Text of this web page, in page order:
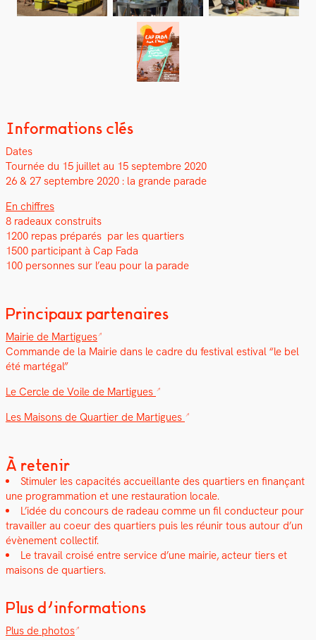
Informations clés
Dates
Tournée du 15 juil­let au 15 sep­tem­bre 2020
26 & 27 sep­tem­bre 2020 : la grande parade
En chiffres
8 radeaux con­stru­its
1200 repas pré­parés par les quartiers
1500 par­tic­i­pant à Cap Fada
100 per­son­nes sur l’eau pour la parade
Principaux partenaires
Mairie de Mar­tigues
Com­mande de la Mairie dans le cadre du fes­ti­val esti­val “le bel
été marté­gal”
Le Cer­cle de Voile de Mar­tigues
Les Maisons de Quarti­er de Mar­tigues
À retenir
Stim­uler les capac­ités accueil­lante des quartiers en finançant
une pro­gram­ma­tion et une restau­ra­tion locale.
L’idée du con­cours de radeau comme un fil con­duc­teur pour
tra­vailler au coeur des quartiers puis les réu­nir tous autour d’un
évène­ment col­lec­tif.
Le tra­vail croisé entre ser­vice d’une mairie, acteur tiers et
maisons de quartiers.
Plus d’informations
Plus de pho­tos